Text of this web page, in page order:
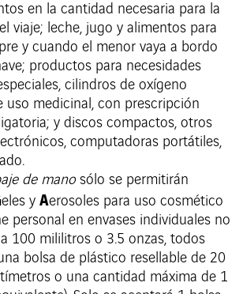
en la cantidad necesaria para la
viaje; leche, jugo y alimentos para
y cuando el menor vaya a bordo
productos para necesidades
cilindros de oxígeno
uso medicinal, con prescripción
y discos compactos, otros
computadoras portátiles,
de manosólo se permitirán
eles y Aerosoles para uso cosmético
personal en envases individuales no
100 mililitros o 3.5 onzas, todos
bolsa de plástico resellable de 20
o una cantidad máxima de 1